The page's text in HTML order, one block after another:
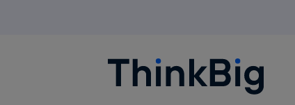
Blogthinkbig.com